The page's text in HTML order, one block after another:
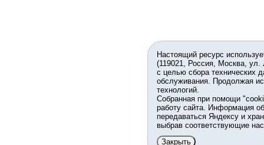
Настоящий ресурс
(119021, Россия, Москва,
с целью сбора технических
обслуживания. Продолжая
технологий.
Собранная при помощи
работу сайта. Информация
передаваться Яндексу и
выбрав соответствующие
Закрыть